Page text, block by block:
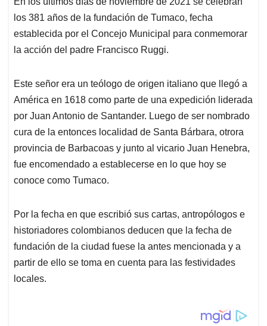
s
A
p
p
b
o
o
k
e
d
I
n
a
d
s
los 381 años de la fundación de Tumaco, fecha
establecida por el Concejo Municipal para conmemorar
la acción del padre Francisco Ruggi.
Este señor era un teólogo de origen italiano que llegó a
América en 1618 como parte de una expedición liderada
por Juan Antonio de Santander. Luego de ser nombrado
cura de la entonces localidad de Santa Bárbara, otrora
provincia de Barbacoas y junto al vicario Juan Henebra,
fue encomendado a establecerse en lo que hoy se
conoce como Tumaco.
Por la fecha en que escribió sus cartas, antropólogos e
historiadores colombianos deducen que la fecha de
fundación de la ciudad fuese la antes mencionada y a
partir de ello se toma en cuenta para las festividades
locales.